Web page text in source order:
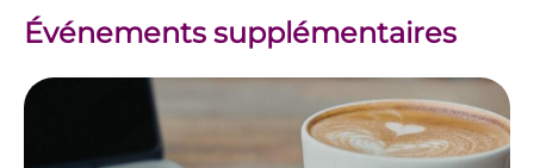
Événements supplémentaires